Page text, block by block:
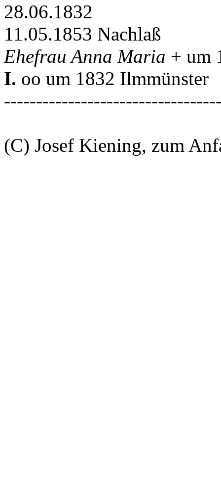
28.06.1832
11.05.1853 Nachlaß
Ehefrau Anna Maria + um
I. oo um 1832 Ilmmünster
(C) Josef Kiening, zum